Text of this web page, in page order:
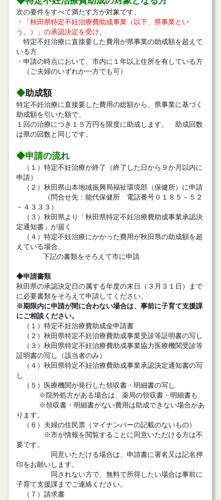
次の要件をすべて満たす方が対象です。
・
「秋田県特定不妊治療費助成事業（以下、県事業とい
う。）」の承認決定を受け、
特定不妊治療に直接要した費用が県事業の助成額を超えて
いる方
・申請の時点において、市内に１年以上住所を有している方
（ご夫婦のいずれか一方でも可）
◆助成額
特定不妊治療に直接要した費用の総額から、県事業に基づく
助成額を引いた額で、
１回の治療につき１５万円を限度に助成します。 助成回数
は県の回数と同じです。
◆申請の流れ
（１）特定不妊治療が終了（終了した日から９か月以内に
申請）
（２）秋田県山本地域振興局福祉環境部（保健所）に申請
（問合せ先：能代保健所 電話番号０１８５－５２
－４３３３）
（３）秋田県より「秋田県特定不妊治療費助成事業承認決
定通知書」が届く
（４）特定不妊治療にかかった費用が秋田県の助成額を超
えている場合、
下記の書類をそろえて市に申請
◆申請書類
秋田県の承認決定日の属する年度の末日（３月３１日）まで
に必要書類をそろえて申請してください。
※期限内に申請が間に合わない場合は、事前に子育て支援課
にご相談ください。
（１） 特定不妊治療費助成金申請書
（２） 秋田県特定不妊治療費助成事業受診等証明書の写し
（３）秋田県特定不妊治療費助成事業協力医療機関受診等
証明書の写し（該当者のみ）
（４） 秋田県特定不妊治療費助成事業承認決定通知書の写
し
（５）
医療機関が発行した領収書・明細書の写し
※院外処方がある場合は、薬局の領収書・明細書も
※領収書・明細書がない費用は助成できない場合があ
ります。
（６） 夫婦の住民票（マイナンバーの記載のないもの）
※市が情報を閲覧することに同意いただける方は不
要です。
同意いただける場合は、申請書に署名又は記名押
印をお願いします。
同されない方で、無料で所得したい場合は事前に
子育て支援課までご連絡ください。
（７）請求書